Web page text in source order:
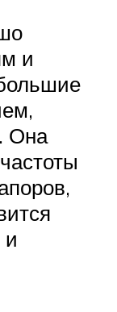
и
Она